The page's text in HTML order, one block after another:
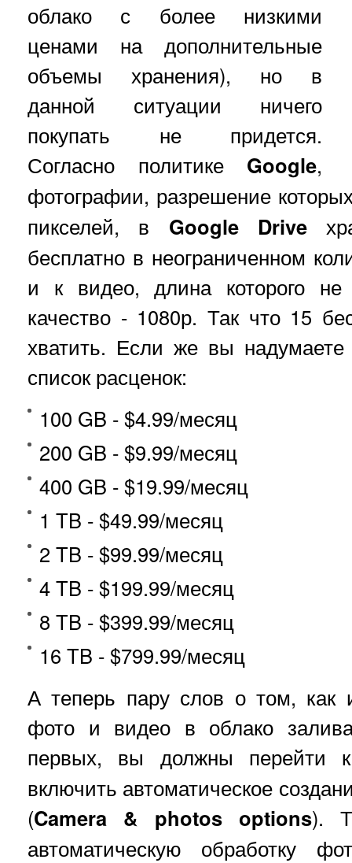
облако с более низкими
ценами на дополнительные
объемы хранения), но в
данной ситуации ничего
покупать не придется.
Согласно политике Google,
фотографии, разрешение
пикселей, в Google Drive
бесплатно в неограниченном
и к видео, длина которого
качество - 1080р. Так что 15
хватить. Если же вы
список расценок:
100 GB - $4.99/месяц
200 GB - $9.99/месяц
400 GB - $19.99/месяц
1 TB - $49.99/месяц
2 TB - $99.99/месяц
4 TB - $199.99/месяц
8 TB - $399.99/месяц
16 TB - $799.99/месяц
А теперь пару слов о том, как
фото и видео в облако
первых, вы должны перейти
включить автоматическое
(Camera & photos options).
автоматическую обработку